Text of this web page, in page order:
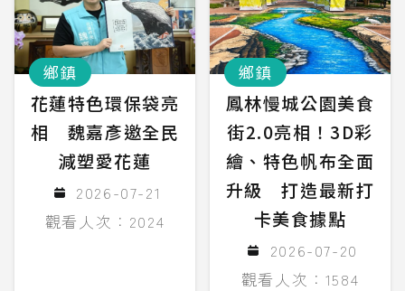
鄉鎮
花蓮特色環保袋亮
相 魏嘉彥邀全民
減塑愛花蓮
2026-07-21
觀看人次：2024
鄉鎮
鳳林慢城公園美食
街2.0亮相！3D彩
繪、特色帆布全面
升級 打造最新打
卡美食據點
2026-07-20
觀看人次：1584